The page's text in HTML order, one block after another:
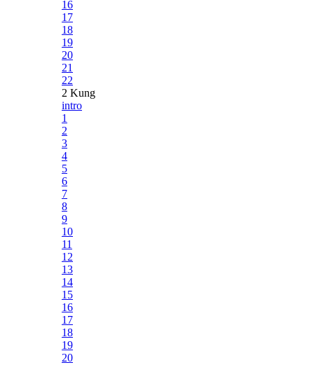
16
17
18
19
20
21
22
2 Kung
intro
1
2
3
4
5
6
7
8
9
10
11
12
13
14
15
16
17
18
19
20